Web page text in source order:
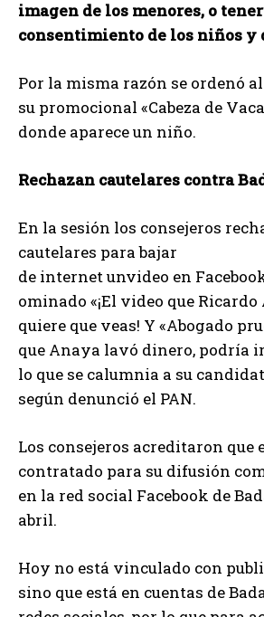
imagen de los menores, o
consentimiento de los niños y
Por la misma razón se ordenó
su promocional «Cabeza de
donde aparece un niño.
Rechazan cautelares contra
En la sesión los consejeros
cautelares para bajar
de internet unvideo en
ominado «¡El video que
quiere que veas! Y «Abogado
que Anaya lavó dinero, podría
lo que se calumnia a su
según denunció el PAN.
Los consejeros acreditaron que
contratado para su difusión
en la red social Facebook de
abril.
Hoy no está vinculado con
sino que está en cuentas de